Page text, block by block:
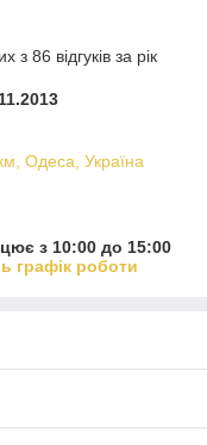
з 86 відгуків за рік
Одеса, Україна
з 10:00 до 15:00
графік роботи